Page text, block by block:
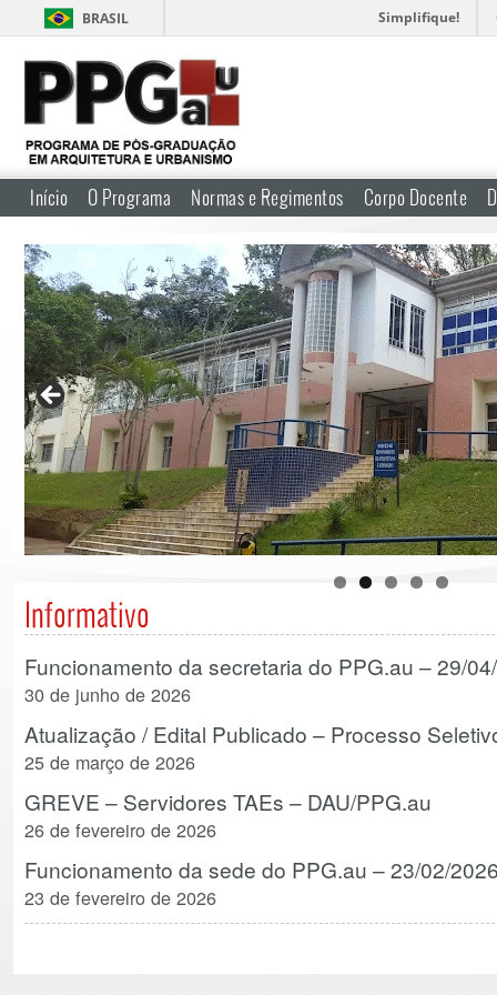
BRASIL Simplifique!
Início O Programa Normas e Regimentos Corpo Docente
Informativo
Funcionamento da secretaria do PPG.au – 29/
30 de junho de 2026
Atualização / Edital Publicado – Processo
25 de março de 2026
GREVE – Servidores TAEs – DAU/PPG.au
26 de fevereiro de 2026
Funcionamento da sede do PPG.au – 23/02/
23 de fevereiro de 2026